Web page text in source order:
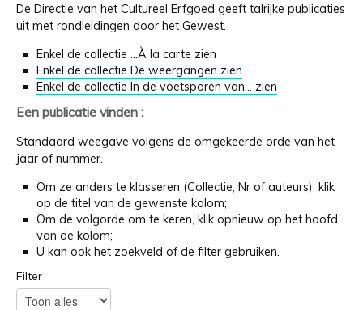
De Directie van het Cultureel Erfgoed geeft talrijke publicaties
uit met rondleidingen door het Gewest.
Enkel de collectie ...À la carte zien
Enkel de collectie De weergangen zien
Enkel de collectie In de voetsporen van... zien
Een publicatie vinden :
Standaard weegave volgens de omgekeerde orde van het
jaar of nummer.
Om ze anders te klasseren (Collectie, Nr of auteurs), klik
op de titel van de gewenste kolom;
Om de volgorde om te keren, klik opnieuw op het hoofd
van de kolom;
U kan ook het zoekveld of de filter gebruiken.
Filter